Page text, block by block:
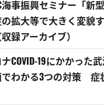
海事振興セミナー「新
拡大等で大きく変貌
録アーカイブ）
COVID-19にかかった
わかる3つの対策 症